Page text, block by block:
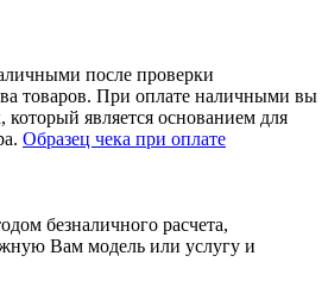
после проверки
товаров. При оплате наличными вы
который является основанием для
Образец чека при оплате
безналичного расчета,
Вам модель или услугу и